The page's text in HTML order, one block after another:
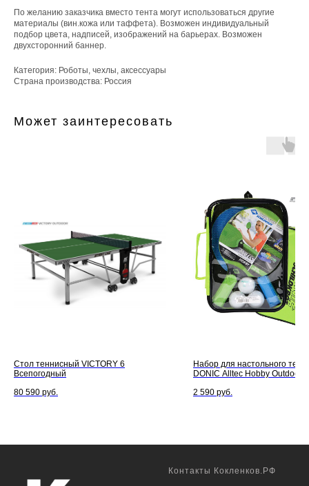
По желанию заказчика вместо тента могут использоваться другие
материалы (вин.кожа или таффета). Возможен индивидуальный
подбор цвета, надписей, изображений на барьерах. Возможен
двухсторонний баннер.
Категория: Роботы, чехлы, аксессуары
Страна производства: Россия
Может заинтересовать
Стол теннисный VICTORY 6
Всепогодный
80 590 руб.
Набор для настольного
DONIC Alltec Hobby Outdoor
2 590 руб.
Контакты Кокленков.РФ